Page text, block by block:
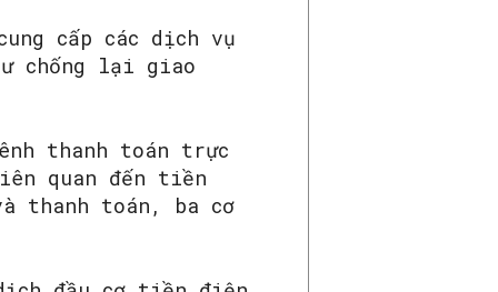
cấp các dịch vụ
chống lại giao
thanh toán trực
quan đến tiền
thanh toán, ba cơ